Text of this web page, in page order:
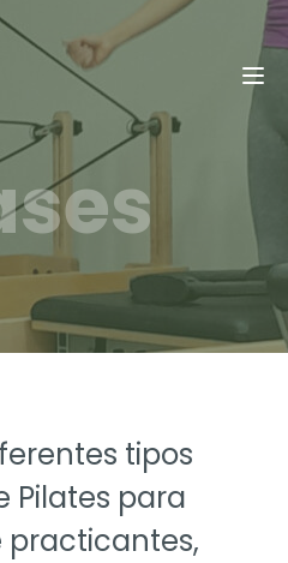
tipos
Pilates para
practicantes,